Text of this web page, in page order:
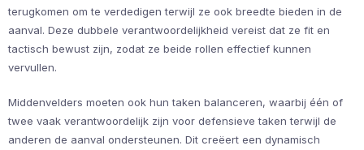
terugkomen om te verdedigen terwijl ze ook breedte bieden in de
aanval. Deze dubbele verantwoordelijkheid vereist dat ze fit en
tactisch bewust zijn, zodat ze beide rollen effectief kunnen
vervullen.
Middenvelders moeten ook hun taken balanceren, waarbij één of
twee vaak verantwoordelijk zijn voor defensieve taken terwijl de
anderen de aanval ondersteunen. Dit creëert een dynamisch